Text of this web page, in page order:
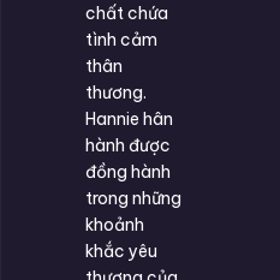
chất chứa
tình cảm
thân
thương.
Hannie hân
hành được
đồng hành
trong những
khoảnh
khắc yêu